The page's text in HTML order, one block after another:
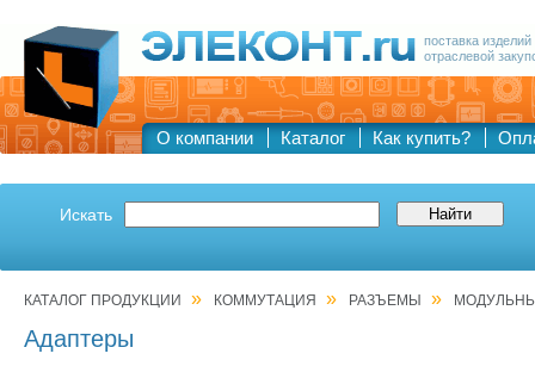
поставка
отраслевой
О компании Каталог Как купить?
Искать
КАТАЛОГ ПРОДУКЦИИ » КОММУТАЦИЯ » РАЗЪЕМЫ »
Адаптеры